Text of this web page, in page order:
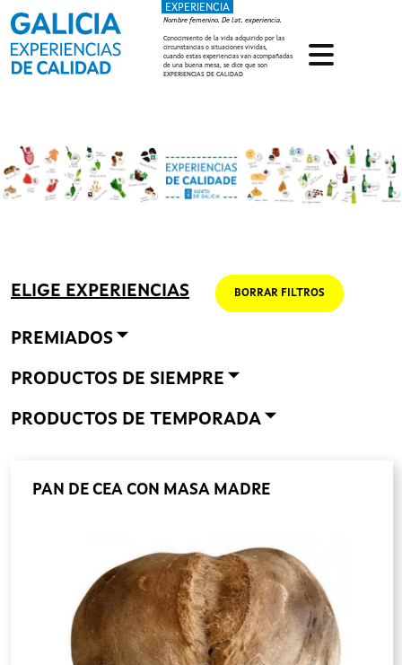
Pasar al contenido principal
EXPERIENCIA
Nombre femenino. De lat. experiencia.
Conocimiento de la vida adquirido por las
circunstancias o situaciones vividas,
cuando estas experiencias van acompañadas
de una buena mesa, se dice que son
EXPERIENCIAS DE CALIDAD
ELIGE EXPERIENCIAS BORRAR FILTROS
PREMIADOS
PRODUCTOS DE SIEMPRE
PRODUCTOS DE TEMPORADA
PAN DE CEA CON MASA MADRE